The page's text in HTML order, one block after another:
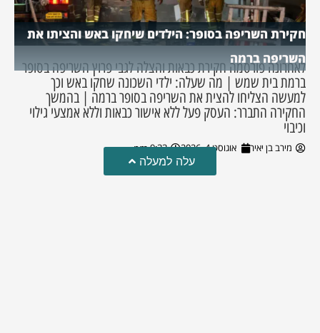
חקירת השריפה בסופר: הילדים שיחקו באש והציתו את
השריפה ברמה
לאחרונה פורסמה חקירת כבאות והצלה לגבי פרוץ השריפה בסופר
ברמת בית שמש | מה שעלה: ילדי השכונה שחקו באש וכך
למעשה הצליחו להצית את השריפה בסופר ברמה | בהמשך
החקירה התברר: העסק פעל ללא אישור כבאות וללא אמצעי גילוי
וכיבוי
מירב בן יאיר אוגוסט 4, 2026 9:33 pm
עלה למעלה